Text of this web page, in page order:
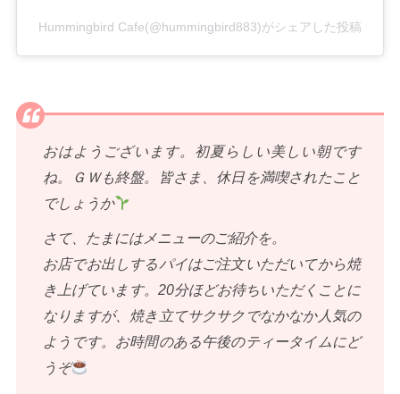
Hummingbird Cafe(@hummingbird883)がシェアした投稿
おはようございます。初夏らしい美しい朝です
ね。ＧＷも終盤。皆さま、休日を満喫されたこと
でしょうか
さて、たまにはメニューのご紹介を。
お店でお出しするパイはご注文いただいてから焼
き上げています。20分ほどお待ちいただくことに
なりますが、焼き立てサクサクでなかなか人気の
ようです。お時間のある午後のティータイムにど
うぞ